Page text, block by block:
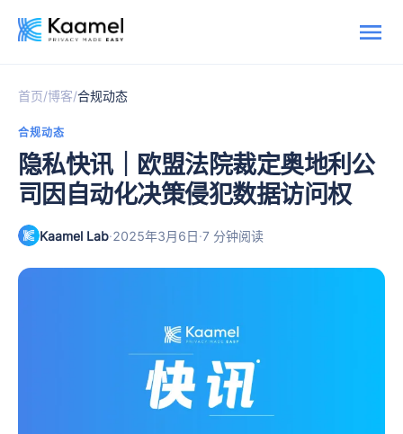
首页/博客/合规动态
合规动态
隐私快讯｜欧盟法院裁定奥地利公
司因自动化决策侵犯数据访问权
Kaamel Lab·2025年3月6日·7 分钟阅读